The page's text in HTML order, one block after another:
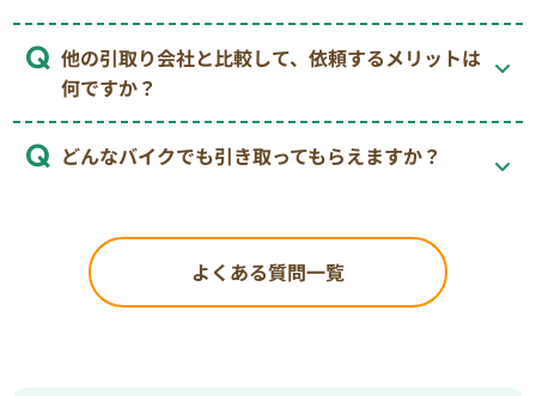
他の引取り会社と比較して、依頼するメリットは
何ですか？
どんなバイクでも引き取ってもらえますか？
よくある質問一覧